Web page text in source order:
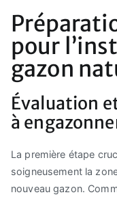
pour
gazon
Évaluation
à
La première étape
soigneusement la
nouveau gazon.